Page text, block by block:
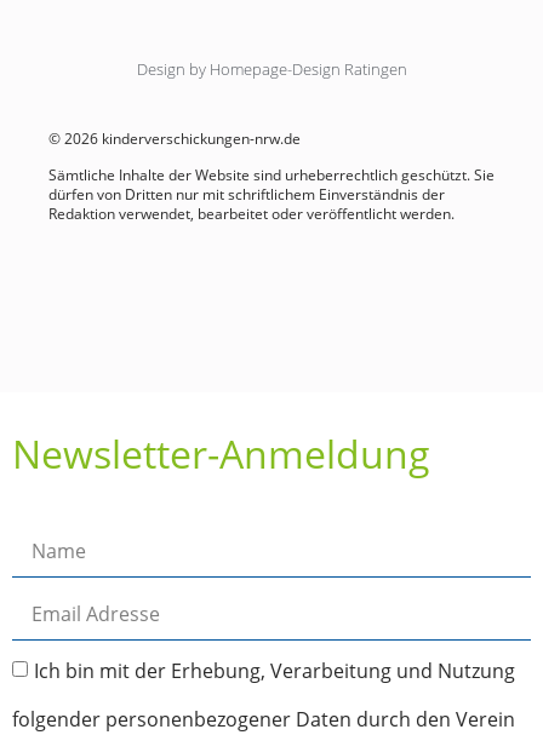
Design by Homepage-Design Ratingen
© 2026 kinderverschickungen-nrw.de
Sämtliche Inhalte der Website sind urheberrechtlich geschützt. Sie
dürfen von Dritten nur mit schriftlichem Einverständnis der
Redaktion verwendet, bearbeitet oder veröffentlicht werden.
Newsletter-Anmeldung
Ich bin mit der Erhebung, Verarbeitung und Nutzung
folgender personenbezogener Daten durch den Verein